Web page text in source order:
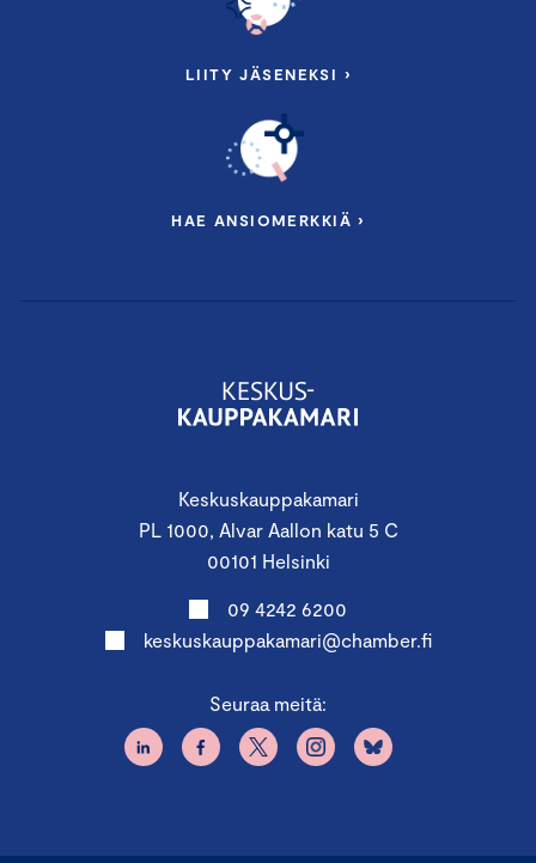
Keskuskauppakamari
PL 1000, Alvar Aallon katu 5 C
00101 Helsinki
09 4242 6200
keskuskauppakamari@chamber.fi
Seuraa meitä:
LIITY JÄSENEKSI ›
HAE ANSIOMERKKIÄ ›